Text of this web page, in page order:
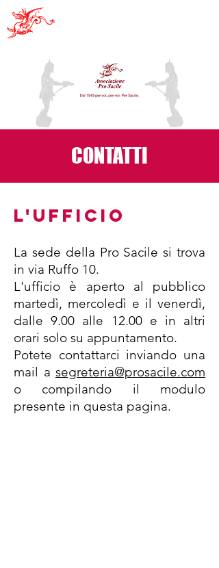
CONTATTI
L'ufficio
La sede della Pro Sacile si trova
in via Ruffo 10.
L'ufficio è aperto al pubblico
martedì, mercoledì e il venerdì,
dalle 9.00 alle 12.00 e in altri
orari solo su appuntamento.
Potete contattarci inviando una
mail a segreteria@prosacile.com
o compilando il modulo
presente in questa pagina.